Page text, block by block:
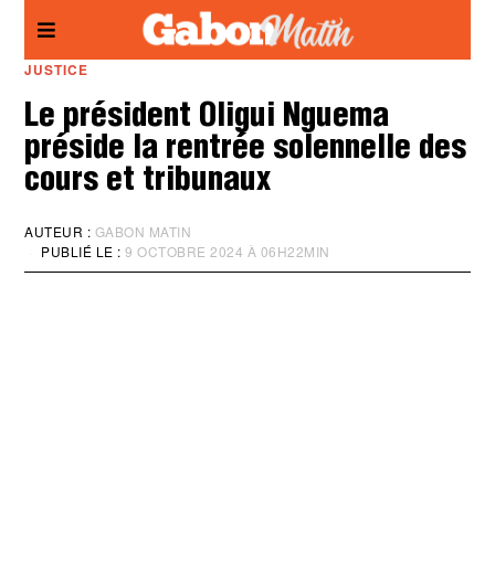
JUSTICE
Le président Oligui Nguema
préside la rentrée solennelle des
cours et tribunaux
AUTEUR : GABON MATIN
PUBLIÉ LE : 9 OCTOBRE 2024 À 06H22MIN
I
Panneau de gestion des cookies